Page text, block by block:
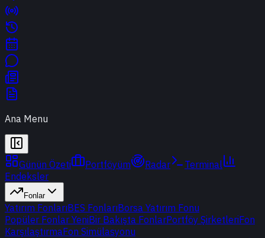
Ana Menu
Günün Özeti Portföyüm Radar
Terminal
Endeksler
Fonlar
Yatırım FonlarıBES FonlarıBorsa Yatırım Fonu
Popüler Fonlar YeniBir Bakışta FonlarPortföy ŞirketleriFon
KarşılaştırmaFon Simülasyonu